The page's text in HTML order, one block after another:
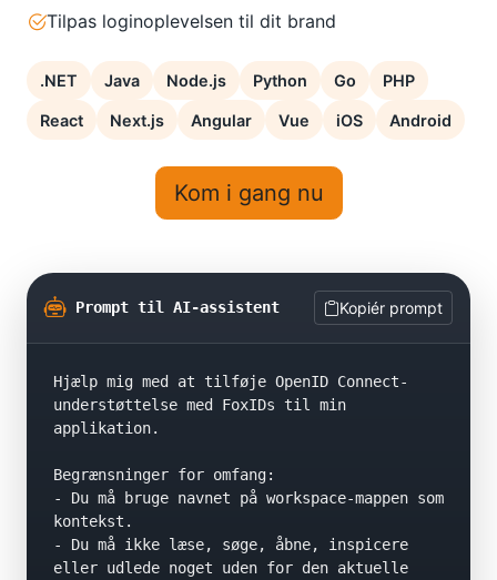
Tilpas loginoplevelsen til dit brand
.NET Java Node.js Python Go PHP
React Next.js Angular Vue iOS Android
Kom i gang nu
Prompt til AI-assistent Kopiér prompt
Hjælp mig med at tilføje OpenID Connect-
understøttelse med FoxIDs til min
applikation.
Begrænsninger for omfang:
- Du må bruge navnet på workspace-mappen som
kontekst.
- Du må ikke læse, søge, åbne, inspicere
eller udlede noget uden for den aktuelle